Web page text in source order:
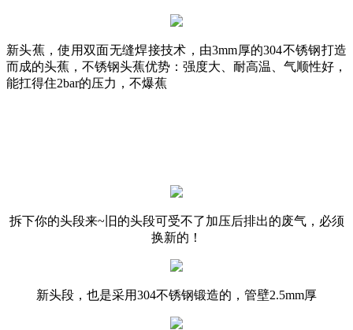
新头蕉，使用双面无缝焊接技术，由3mm厚的304不锈钢打造
而成的头蕉，不锈钢头蕉优势：强度大、耐高温、气顺性好，
能扛得住2bar的压力，不爆蕉
拆下你的头段来~旧的头段可受不了加压后排出的废气，必须
换新的！
新头段，也是采用304不锈钢锻造的，管壁2.5mm厚